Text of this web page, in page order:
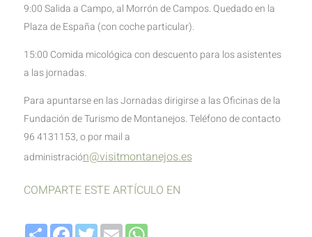
9:00 Salida a Campo, al Morrón de Campos. Quedado en la
Plaza de España (con coche particular).
15:00 Comida micológica con descuento para los asistentes
a las jornadas.
Para apuntarse en las Jornadas dirigirse a las Oficinas de la
Fundación de Turismo de Montanejos. Teléfono de contacto
96 4131153, o por mail a
administración@visitmontanejos.es
COMPARTE ESTE ARTÍCULO EN
CompartirFacebook
TwitterEmailWhatsApp